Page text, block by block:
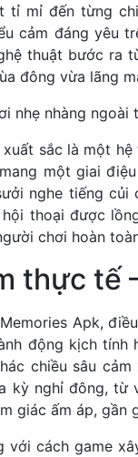
tỉ mỉ đến từng
cảm đáng yêu
thuật bước ra
đông vừa lãng
nhẹ nhàng
sắc là một
một giai
nghe tiếng
hội thoại được
chơi hoàn
thực tế
Apk,
động kịch
chiều sâu
kỳ nghỉ đông, từ
giác ấm áp, gần
với cách game